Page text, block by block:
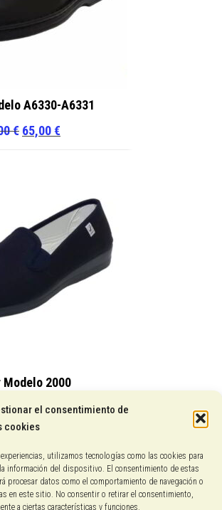
el consentimiento de
cookies
utilizamos tecnologías como las cookies para
la información del dispositivo. El consentimiento de estas
procesar datos como el comportamiento de navegación o
en este sitio. No consentir o retirar el consentimiento,
a ciertas características y funciones.
A6330-A6331
€ El
85,00 €.
65,00€
65,00 €.
Modelo 2000
15,25€